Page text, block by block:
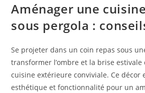
Aménager une
sous pergola :
Se projeter dans un coin repas sous
transformer l’ombre et la brise estivale
cuisine extérieure conviviale. Ce décor
esthétique et fonctionnalité pour un